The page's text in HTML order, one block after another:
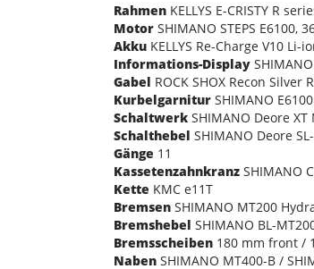
Rahmen KELLYS E-CRISTY R
Motor SHIMANO STEPS E6100,
Akku KELLYS Re-Charge V10
Informations-Display
Gabel ROCK SHOX Recon
Kurbelgarnitur SHIMANO
Schaltwerk SHIMANO Deore
Schalthebel SHIMANO Deore
Gänge 11
Kassetenzahnkranz SHIMANO
Kette KMC e11T
Bremsen SHIMANO MT200
Bremshebel SHIMANO BL-
Bremsscheiben 180 mm front /
Naben SHIMANO MT400-B /